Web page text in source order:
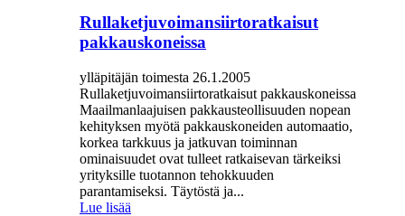
Rullaketjuvoimansiirtoratkaisut
pakkauskoneissa
ylläpitäjän toimesta 26.1.2005
Rullaketjuvoimansiirtoratkaisut pakkauskoneissa
Maailmanlaajuisen pakkausteollisuuden nopean
kehityksen myötä pakkauskoneiden automaatio,
korkea tarkkuus ja jatkuvan toiminnan
ominaisuudet ovat tulleet ratkaisevan tärkeiksi
yrityksille tuotannon tehokkuuden
parantamiseksi. Täytöstä ja...
Lue lisää